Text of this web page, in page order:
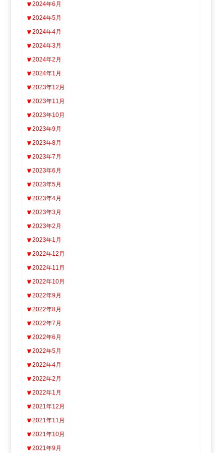
2024年6月
2024年5月
2024年4月
2024年3月
2024年2月
2024年1月
2023年12月
2023年11月
2023年10月
2023年9月
2023年8月
2023年7月
2023年6月
2023年5月
2023年4月
2023年3月
2023年2月
2023年1月
2022年12月
2022年11月
2022年10月
2022年9月
2022年8月
2022年7月
2022年6月
2022年5月
2022年4月
2022年2月
2022年1月
2021年12月
2021年11月
2021年10月
2021年9月